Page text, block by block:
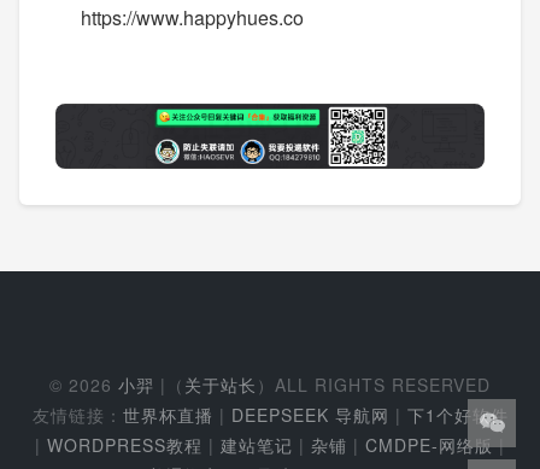
https://www.happyhues.co
© 2026 小羿 |（ 关于站长 ）ALL RIGHTS RESERVED
友情链接： 世界杯直播 | DEEPSEEK 导航网 | 下1个好软件
| WORDPRESS教程 | 建站笔记 | 杂铺 | CMDPE-网络版|